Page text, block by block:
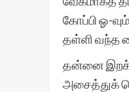
கோப்பி ஓ-
தள்ளி வந்த
தன்னை
அசைத்துக்